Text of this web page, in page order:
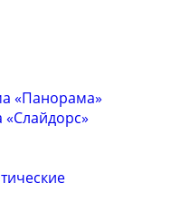
«Панорама»
«Слайдорс»